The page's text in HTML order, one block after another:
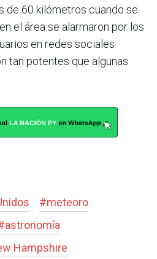
de 60 kilómetros cuando se
el área se alarmaron por los
en redes sociales
tan potentes que algunas
#meteoro
astronomía
Hampshire